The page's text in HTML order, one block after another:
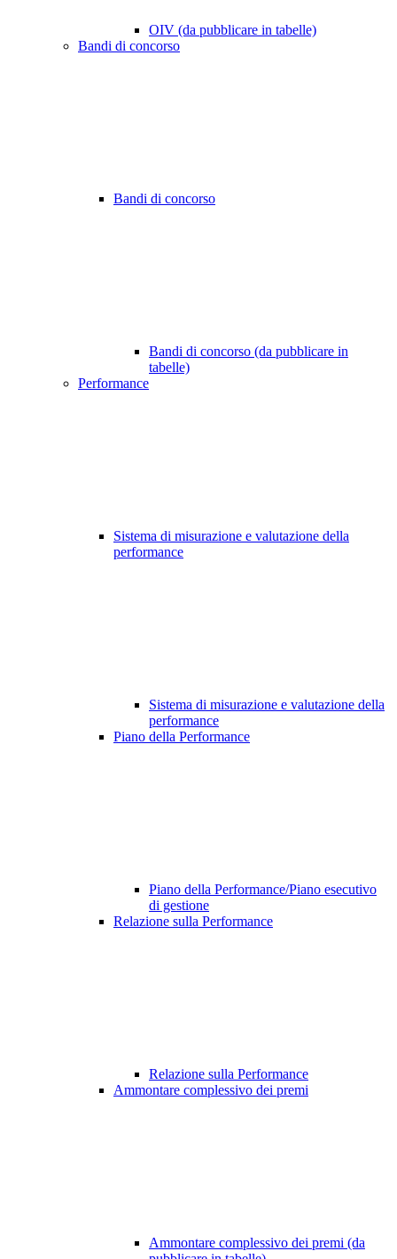
OIV (da pubblicare in tabelle)
Bandi di concorso
Bandi di concorso
Bandi di concorso (da pubblicare in
tabelle)
Performance
Sistema di misurazione e valutazione della
performance
Sistema di misurazione e valutazione della
performance
Piano della Performance
Piano della Performance/Piano esecutivo
di gestione
Relazione sulla Performance
Relazione sulla Performance
Ammontare complessivo dei premi
Ammontare complessivo dei premi (da